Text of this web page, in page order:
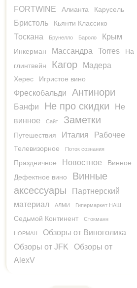
FORTWINE Алианта Карусель
Бристоль Кьянти Классико
Тоскана Брунелло Бароло Крым
Инкерман Массандра Torres
На
глинтвейн
Кагор Мадера
Херес Игристое вино
Фрескобальди Антинори
Банфи Не про скидки
Не
винное
Сайт Заметки
Путешествия Италия Рабочее
Телевизорное Поток сознания
Праздничное Новостное
Винное
Дефектное вино
Винные
аксессуары
Партнерский
материал
АЛМИ Гипермаркет НАШ
Седьмой Континент Стокманн
НОРМАН
Обзоры от Виноголика
Обзоры от JFK
Обзоры от
AlexV